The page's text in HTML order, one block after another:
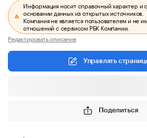
Информация носит справочный характер и
основании данных из открытых источников.
Компания не является пользователем и не
отношений с сервисом РБК Компании.
Редактировать описание
Управлять
Поделиться